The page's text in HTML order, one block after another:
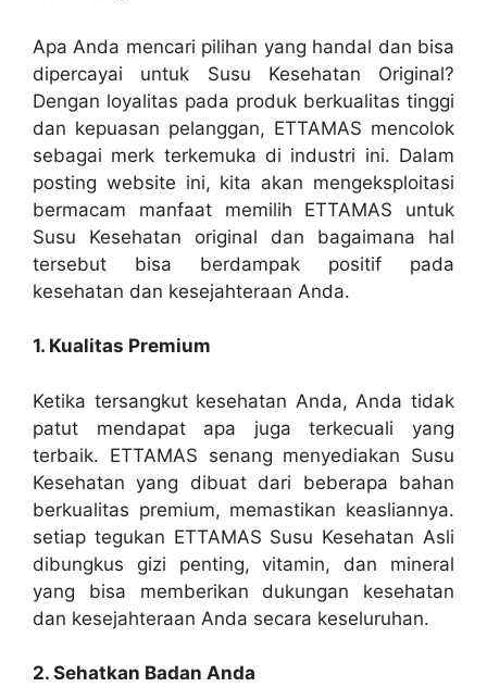
Apa Anda mencari pilihan yang handal dan bisa
dipercayai untuk Susu Kesehatan Original?
Dengan loyalitas pada produk berkualitas tinggi
dan kepuasan pelanggan, ETTAMAS mencolok
sebagai merk terkemuka di industri ini. Dalam
posting website ini, kita akan mengeksploitasi
bermacam manfaat memilih ETTAMAS untuk
Susu Kesehatan original dan bagaimana hal
tersebut bisa berdampak positif pada
kesehatan dan kesejahteraan Anda.
1. Kualitas Premium
Ketika tersangkut kesehatan Anda, Anda tidak
patut mendapat apa juga terkecuali yang
terbaik. ETTAMAS senang menyediakan Susu
Kesehatan yang dibuat dari beberapa bahan
berkualitas premium, memastikan keasliannya.
setiap tegukan ETTAMAS Susu Kesehatan Asli
dibungkus gizi penting, vitamin, dan mineral
yang bisa memberikan dukungan kesehatan
dan kesejahteraan Anda secara keseluruhan.
2. Sehatkan Badan Anda